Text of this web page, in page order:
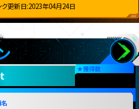
ク更新日:2023年04月24日
★獲得数